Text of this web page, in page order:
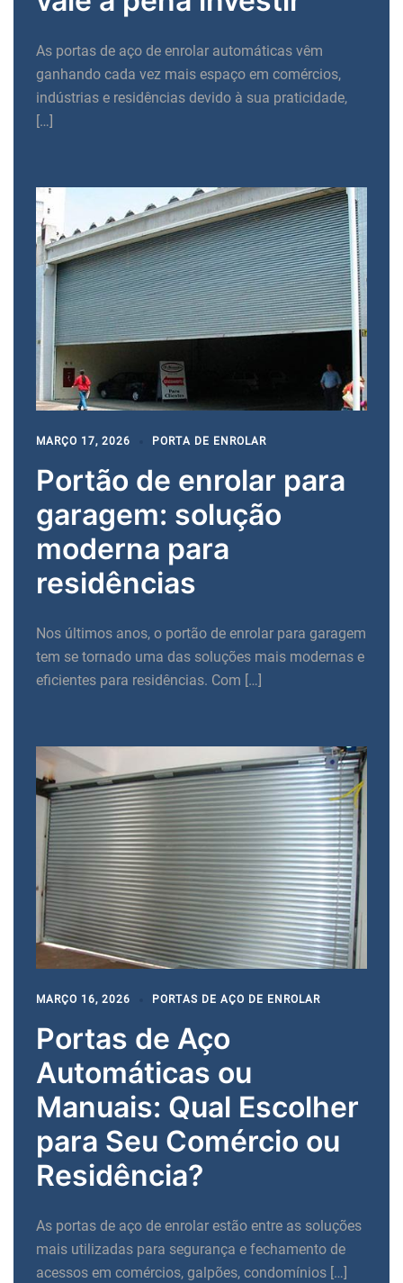
As portas de aço de enrolar automáticas vêm
ganhando cada vez mais espaço em comércios,
indústrias e residências devido à sua praticidade,
[…]
MARÇO 17, 2026 PORTA DE ENROLAR
Portão de enrolar para
garagem: solução
moderna para
residências
Nos últimos anos, o portão de enrolar para garagem
tem se tornado uma das soluções mais modernas e
eficientes para residências. Com […]
MARÇO 16, 2026 PORTAS DE AÇO DE ENROLAR
Portas de Aço
Automáticas ou
Manuais: Qual Escolher
para Seu Comércio ou
Residência?
As portas de aço de enrolar estão entre as soluções
mais utilizadas para segurança e fechamento de
acessos em comércios, galpões, condomínios […]